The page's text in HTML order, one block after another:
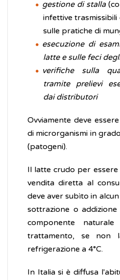
gestione di stalla
infettive
sulle pratiche di
esecuzione di
latte e sulle feci
verifiche sulla
tramite prelievi
dai distributori
Ovviamente deve
di microrganismi in
(patogeni).
Il latte crudo per
vendita diretta al
deve aver subìto in
sottrazione o
componente
trattamento, se non
refrigerazione a 4°C.
In Italia si è diffusa